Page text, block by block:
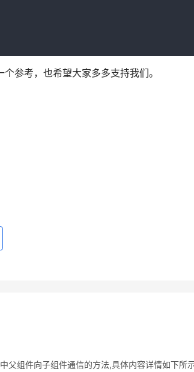
参考，也希望大家多多支持我们。
父组件向子组件通信的方法,具体内容详情如下所